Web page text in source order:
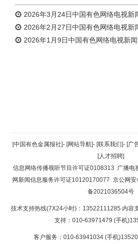
2026年3月24日中国有色网络电视新
2026年2月27日中国有色网络电视新
2026年1月9日中国有色网络电视新闻
返回顶部
返回首页
[中国有色金属报社]- [网站导航]- [联系我们]- [广
[人才招聘]
信息网络传播视听节目许可证0108313 广播电
网新闻信息服务许可证10120170077 京公网
备2021036504号
技术支持热线(7X24小时)：13522111285 内容
支持：010-63971479 (手机
客户服务：010-63941034 (手机